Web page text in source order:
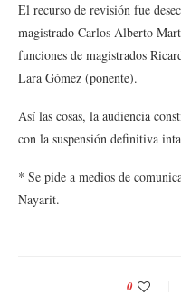
El recurso de revisión fue
magistrado Carlos Alberto
funciones de magistrados
Lara Gómez (ponente).
Así las cosas, la audiencia
con la suspensión definitiva
* Se pide a medios de
Nayarit.
0